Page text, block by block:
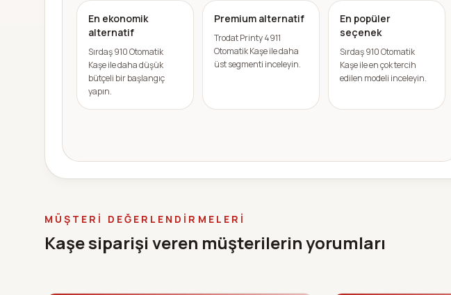
En ekonomik
alternatif
Sırdaş 910 Otomatik
Kaşe ile daha düşük
bütçeli bir başlangıç
yapın.
Premium alternatif
Trodat Printy 4911
Otomatik Kaşe ile daha
üst segmenti inceleyin.
En popüler
seçenek
Sırdaş 910 Otomatik
Kaşe ile en çok tercih
edilen modeli inceleyin.
MÜŞTERI DEĞERLENDIRMELERI
Kaşe siparişi veren müşterilerin yorumları